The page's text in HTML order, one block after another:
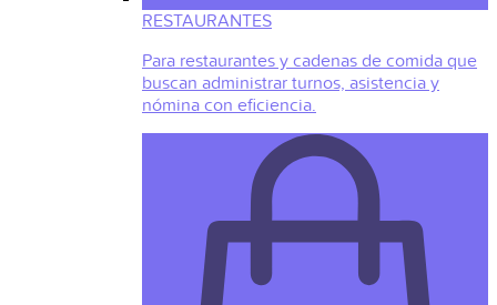
RESTAURANTES
Para restaurantes y cadenas de comida que
buscan administrar turnos, asistencia y
nómina con eficiencia.